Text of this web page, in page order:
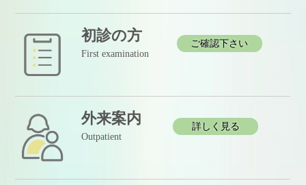
初診の方
First examination
ご確認下さい
外来案内
Outpatient
詳しく見る